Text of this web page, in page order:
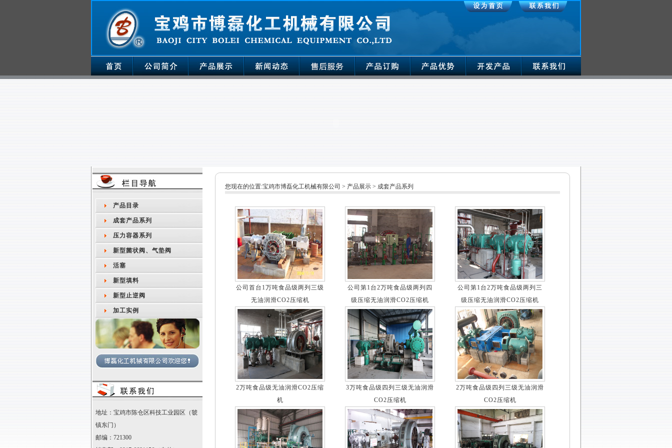
产品目录
成套产品系列
压力容器系列
新型菌状阀、气垫阀
活塞
新型填料
新型止逆阀
加工实例
地址：宝鸡市陈仓区科技工业园区（虢
镇东门）
邮编：721300
您现在的位置:宝鸡市博磊化工机械有限公司 > 产品展示 > 成套产品系列
公司首台1万吨食品级两列三级
无油润滑CO2压缩机
公司第1台2万吨食品级两列四
级压缩无油润滑CO2压缩机
公司第1台2万吨食品级两列三
级压缩无油润滑CO2压缩机
2万吨食品级无油润滑CO2压缩
机
3万吨食品级四列三级无油润滑
CO2压缩机
2万吨食品级四列三级无油润滑
CO2压缩机